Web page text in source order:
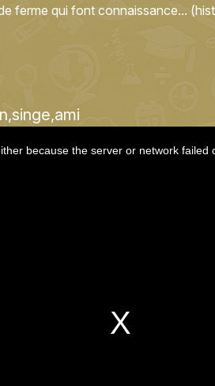
ferme qui font connaissance...
singe ami
because the server or network